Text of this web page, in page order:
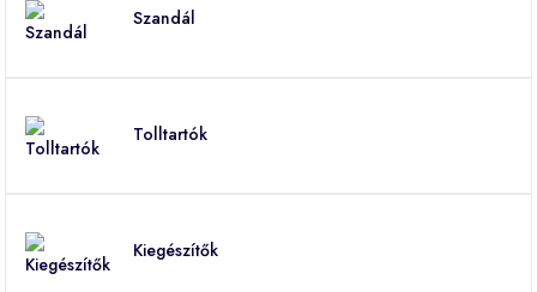
Szandál
Tolltartók
Kiegészítők